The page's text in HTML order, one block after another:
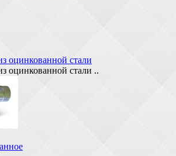
оцинкованной стали
оцинкованной стали ..